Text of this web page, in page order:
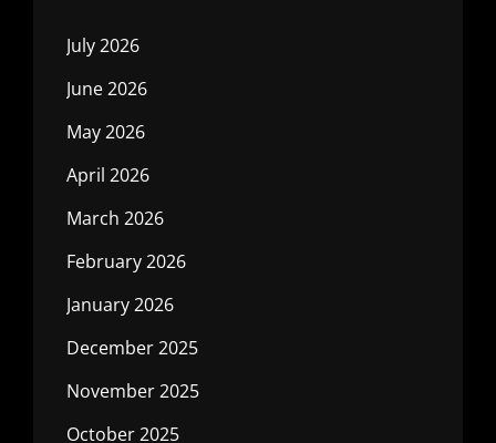
July 2026
June 2026
May 2026
April 2026
March 2026
February 2026
January 2026
December 2025
November 2025
October 2025